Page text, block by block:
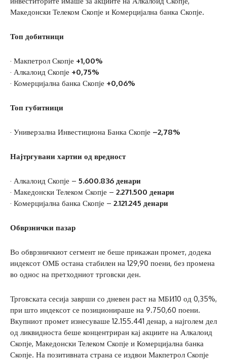
Македонски Телеком Скопје и Комерцијална банка Скопје.
Топ добитници
· Макпетрол Скопје +1,00%
· Алкалоид Скопје +0,75%
· Комерцијална банка Скопје +0,06%
Топ губитници
· Универзална Инвестициона Банка Скопје –2,78%
Најтргувани хартии од вредност
· Алкалоид Скопје – 5.600.836 денари
· Македонски Телеком Скопје – 2.271.500 денари
· Комерцијална банка Скопје – 2.121.245 денари
Обврзнички пазар
Во обврзничкиот сегмент не беше прикажан промет, додека
индексот ОМБ остана стабилен на 129,90 поени, без промена
во однос на претходниот трговски ден.
Трговската сесија заврши со дневен раст на МБИ10 од 0,35%,
при што индексот се позиционираше на 9.750,60 поени.
Вкупниот промет изнесуваше 12.155.441 денар, а најголем дел
од ликвидноста беше концентриран кај акциите на Алкалоид
Скопје, Македонски Телеком Скопје и Комерцијална банка
Скопје. На позитивната страна се издвои Макпетрол Скопје